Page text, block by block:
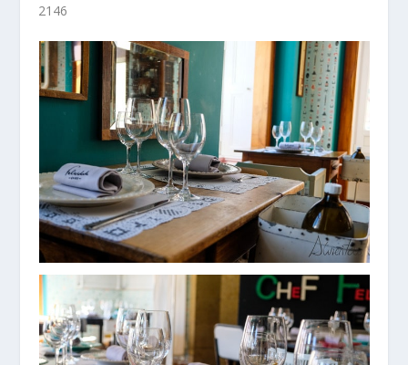
2146